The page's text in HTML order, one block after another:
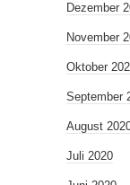
Dezember
November
Oktober
September
August
Juli 2020